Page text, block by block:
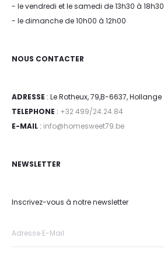
- le vendredi et le samedi de 13h30 à 18h30
- le dimanche de 10h00 à 12h00
NOUS CONTACTER
ADRESSE : Le Rotheux, 79,B-6637, Hollange
TELEPHONE : +32 499/24.24.84
E-MAIL : info@homesweet79.be
NEWSLETTER
Inscrivez-vous à notre newsletter